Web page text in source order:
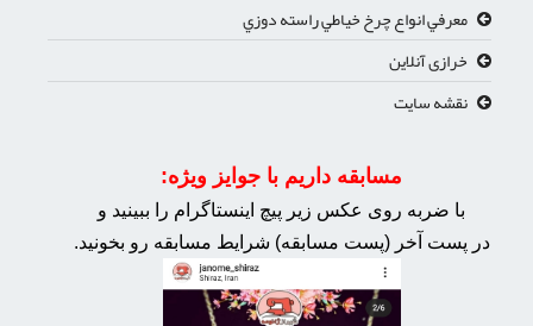
معرفي انواع چرخ خياطي راسته دوزي
خرازی آنلاین
نقشه سایت
مسابقه داریم با جوایز ویژه:
با ضربه روی عکس زیر پیچ اینستاگرام را ببینید و
در پست آخر (پست مسابقه) شرایط مسابقه رو بخونید.